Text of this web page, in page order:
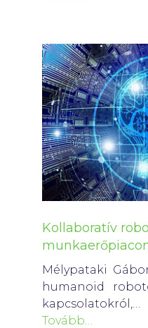
Kollaboratív
Mélypataki
humanoid
kapcsolatokról,…
Tovább…